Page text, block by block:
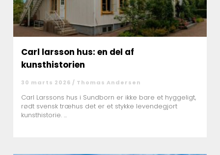
Carl larsson hus: en del af
kunsthistorien
30 marts 2026 / Thomas Andersen
Carl Larssons hus i Sundborn er ikke bare et hyggeligt,
rødt svensk træhus det er et stykke levendegjort
kunsthistorie. ...